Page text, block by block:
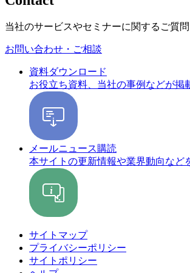
当社のサービスやセミナーに関するご質
お問い合わせ・ご相談
資料ダウンロード
お役立ち資料、当社の事例などが掲
メールニュース購読
本サイトの更新情報や業界動向など
サイトマップ
プライバシーポリシー
サイトポリシー